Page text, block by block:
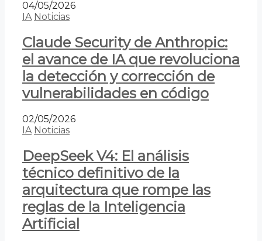
04/05/2026
IA Noticias
Claude Security de Anthropic:
el avance de IA que revoluciona
la detección y corrección de
vulnerabilidades en código
02/05/2026
IA Noticias
DeepSeek V4: El análisis
técnico definitivo de la
arquitectura que rompe las
reglas de la Inteligencia
Artificial